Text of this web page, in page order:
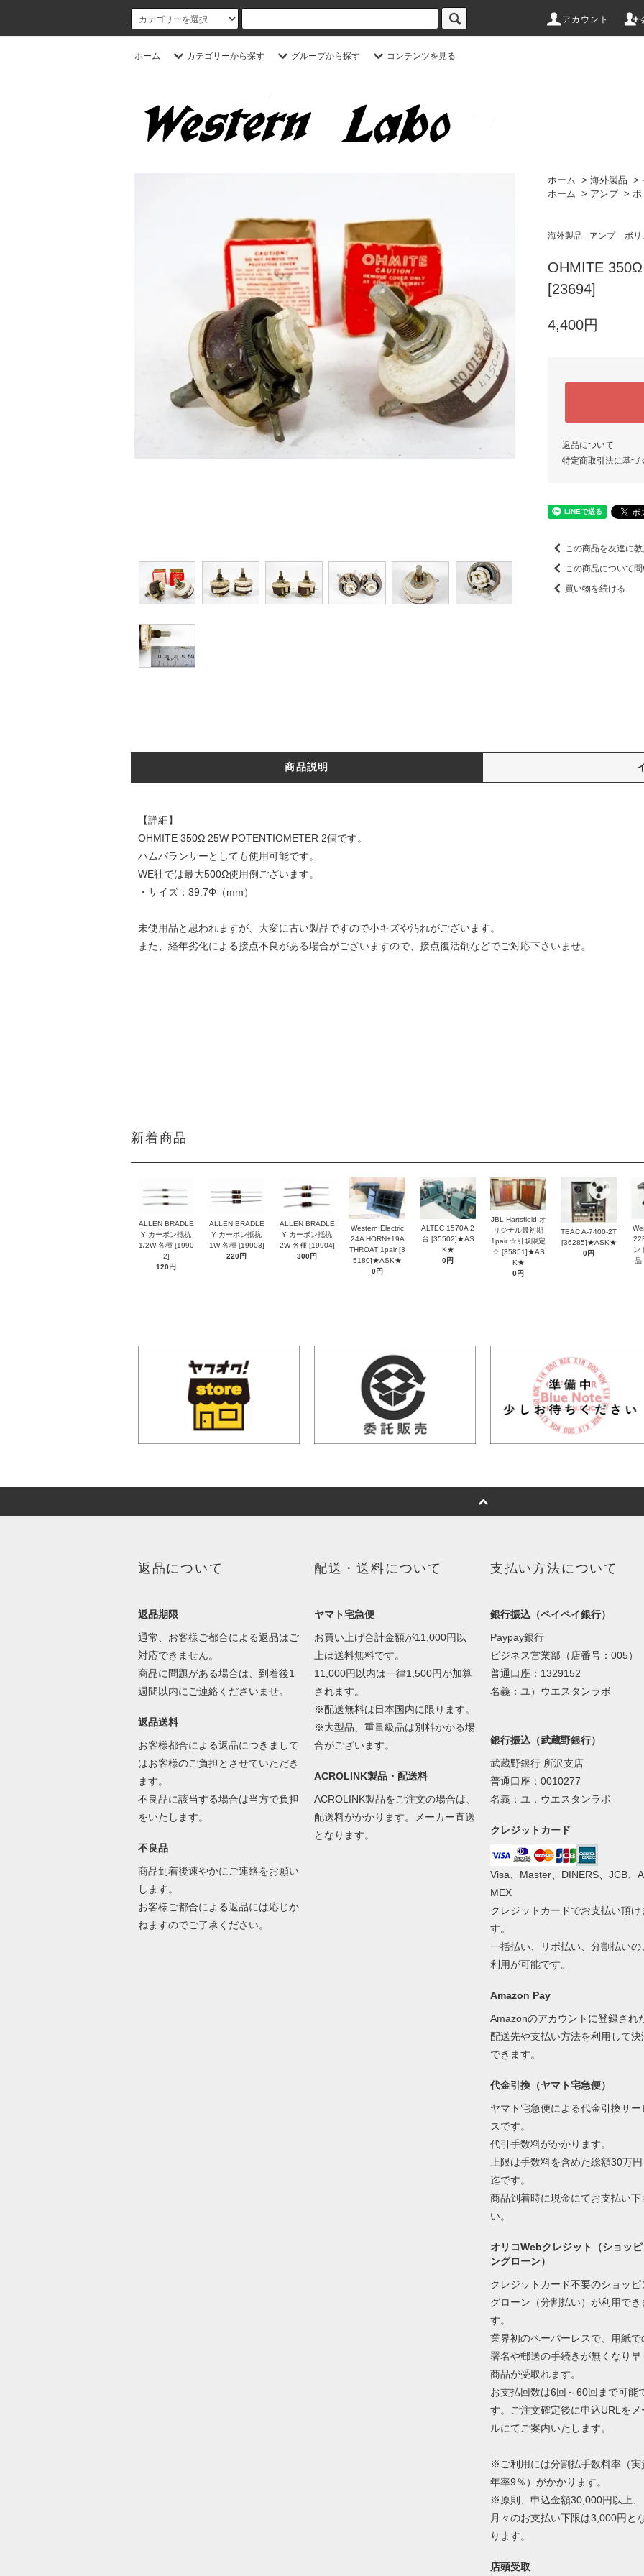
アカウント
ホーム カテゴリーから探す グループから探す コンテンツを見る
ホーム > 海外製品 >
ホーム > アンプ > ボ
海外製品 アンプ ボリ
OHMITE
[23694]
4,400円
返品について
特定商取引法に基づ
この商品を友達に
この商品について
買い物を続ける
商品説明
【詳細】
OHMITE 350Ω 25W POTENTIOMETER 2個です。
ハムバランサーとしても使用可能です。
WE社では最大500Ω使用例ございます。
・サイズ：39.7Φ（mm）
未使用品と思われますが、大変に古い製品ですので小キズや汚れがございます。
また、経年劣化による接点不良がある場合がございますので、接点復活剤などでご対応下さいませ。
新着商品
ALLEN BRADLE
Y カーボン抵抗
1/2W 各種 [1990
2]
120円
ALLEN BRADLE
Y カーボン抵抗
1W 各種 [19903]
220円
ALLEN BRADLE
Y カーボン抵抗
2W 各種 [19904]
300円
Western Electric
24A HORN+19A
THROAT 1pair [3
5180]★ASK★
0円
ALTEC 1570A 2
台 [35502]★AS
K★
0円
JBL Hartsfield オ
リジナル最初期
1pair ☆引取限定
☆ [35851]★AS
K★
0円
TEAC A-7400-2T
[36285]★ASK★
0円
ン
品
返品について
返品期限
通常、お客様ご都合による返品はご
対応できません。
商品に問題がある場合は、到着後1
週間以内にご連絡くださいませ。
返品送料
お客様都合による返品につきまして
はお客様のご負担とさせていただき
ます。
不良品に該当する場合は当方で負担
をいたします。
不良品
商品到着後速やかにご連絡をお願い
します。
お客様ご都合による返品には応じか
ねますのでご了承ください。
配送・送料について
ヤマト宅急便
お買い上げ合計金額が11,000円以
上は送料無料です。
11,000円以内は一律1,500円が加算
されます。
※配送無料は日本国内に限ります。
※大型品、重量級品は別料かかる場
合がございます。
ACROLINK製品・配送料
ACROLINK製品をご注文の場合は、
配送料がかかります。メーカー直送
となります。
支払い方法について
銀行振込（ペイペイ銀行）
Paypay銀行
ビジネス営業部（店番号：005）
普通口座：1329152
名義：ユ）ウエスタンラボ
銀行振込（武蔵野銀行）
武蔵野銀行 所沢支店
普通口座：0010277
名義：ユ．ウエスタンラボ
クレジットカード
Visa、Master、DINERS、JCB、A
MEX
クレジットカードでお支払い頂け
す。
一括払い、リボ払い、分割払いの
利用が可能です。
Amazon Pay
Amazonのアカウントに登録され
配送先や支払い方法を利用して決
できます。
代金引換（ヤマト宅急便）
ヤマト宅急便による代金引換サー
スです。
代引手数料がかかります。
上限は手数料を含めた総額30万円
迄です。
商品到着時に現金にてお支払い下
い。
オリコWebクレジット（ショッピ
ングローン）
クレジットカード不要のショッピ
グローン（分割払い）が利用でき
す。
業界初のペーパーレスで、用紙で
署名や郵送の手続きが無くなり早
商品が受取れます。
お支払回数は6回～60回まで可能
す。ご注文確定後に申込URLをメ
ルにてご案内いたします。
※ご利用には分割払手数料率（実
年率9％）がかかります。
※原則、申込金額30,000円以上、
月々のお支払い下限は3,000円と
ります。
店頭受取